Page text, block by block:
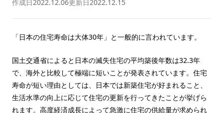
作成日2022.12.06更新日2022.12.15
「日本の住宅寿命は大体30年」と一般的に言われています。
国土交通省によると日本の滅失住宅の平均築後年数は32.3年
で、海外と比較して極端に短いことが発表されています。住宅
寿命が短い理由としては、日本では新築住宅が好まれること、
生活水準の向上に応じて住宅の更新を行ってきたことが挙げら
れます。高度経済成長によって急激に住宅の供給量が求められ